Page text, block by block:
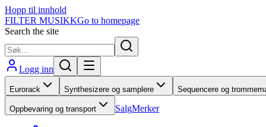
Hopp til innhold
FILTER MUSIKKGo to homepage
Search the site
Logg inn
Eurorack Synthesizere og samplere Sequencere og
Oppbevaring og transport SalgMerker